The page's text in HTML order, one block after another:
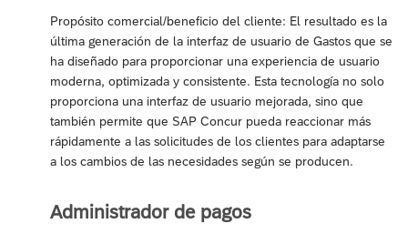
Propósito comercial/beneficio del cliente: El resultado es la
última generación de la interfaz de usuario de Gastos que se
ha diseñado para proporcionar una experiencia de usuario
moderna, optimizada y consistente. Esta tecnología no solo
proporciona una interfaz de usuario mejorada, sino que
también permite que SAP Concur pueda reaccionar más
rápidamente a las solicitudes de los clientes para adaptarse
a los cambios de las necesidades según se producen.
Administrador de pagos